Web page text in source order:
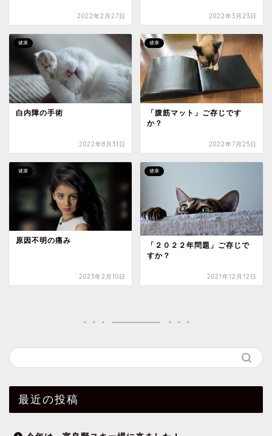
2022年2月27日 2022年3月23日
健康
白内障の手術
2022年8月31日
健康
「腹筋マット」ご存じです
か？
2022年7月25日
健康
原因不明の痛み
2023年2月10日
健康
「２０２２年問題」ご存じで
すか？
2021年12月12日
最近の投稿